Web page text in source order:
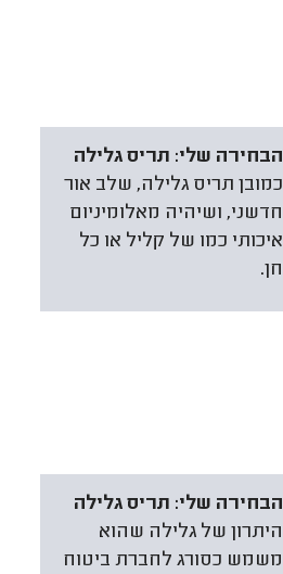
הבחירה שלי: תריס גלילה
כמובן תריס גלילה, שלב אור
חדשני, ושיהיה מאלומיניום
איכותי כמו של קליל או כל
חן.
הבחירה שלי: תריס גלילה
היתרון של גלילה שהוא
משמש כסורג לחברת ביטוח